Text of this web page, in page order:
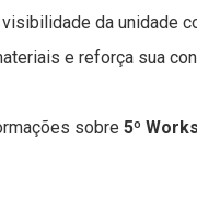
da unidade
e reforça sua
sobre 5º